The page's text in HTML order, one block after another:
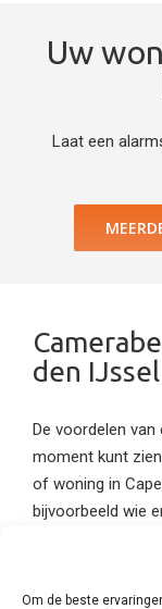
Om de beste
Uw
Laat een
den IJssel
De voordelen
moment kunt
of woning in
bijvoorbeeld wie
terug.
effect, want de